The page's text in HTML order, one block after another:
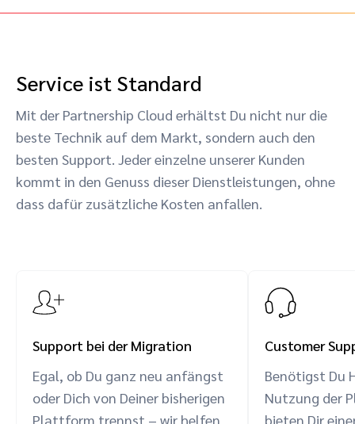
Service ist Standard
Mit der Partnership Cloud erhältst Du nicht nur die
beste Technik auf dem Markt, sondern auch den
besten Support. Jeder einzelne unserer Kunden
kommt in den Genuss dieser Dienstleistungen, ohne
dass dafür zusätzliche Kosten anfallen.
Support bei der Migration
Egal, ob Du ganz neu anfängst
oder Dich von Deiner bisherigen
Plattform trennst – wir helfen
Customer
Benötigst Du
Nutzung der
bieten Dir